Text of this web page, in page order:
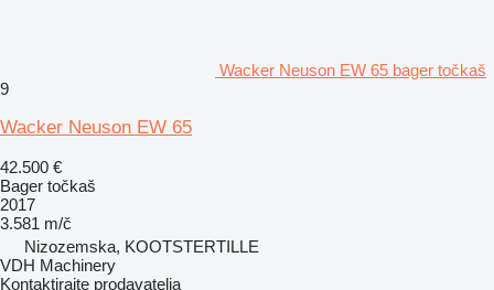
Wacker Neuson EW 65 bager točkaš
9
Wacker Neuson EW 65
42.500 €
Bager točkaš
2017
3.581 m/č
Nizozemska, KOOTSTERTILLE
VDH Machinery
Kontaktirajte prodavatelja